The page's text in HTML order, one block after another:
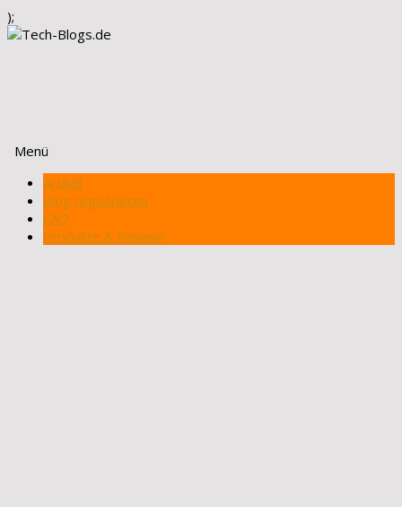
);
Menü
Zum
Inhalt
springen
Artikel
Blog registrieren
FAQ
Produkte & Review